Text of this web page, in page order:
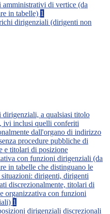
amministrativi di vertice (da
in tabelle) 1
dirigenziali (dirigenti non
dirigenziali, a qualsiasi titolo
ivi inclusi quelli conferiti
dall'organo di indirizzo
procedure pubbliche di
e titolari di posizione
con funzioni dirigenziali (da
in tabelle che distinguano le
situazioni: dirigenti, dirigenti
discrezionalmente, titolari di
organizzativa con funzioni
1
dirigenziali discrezionali